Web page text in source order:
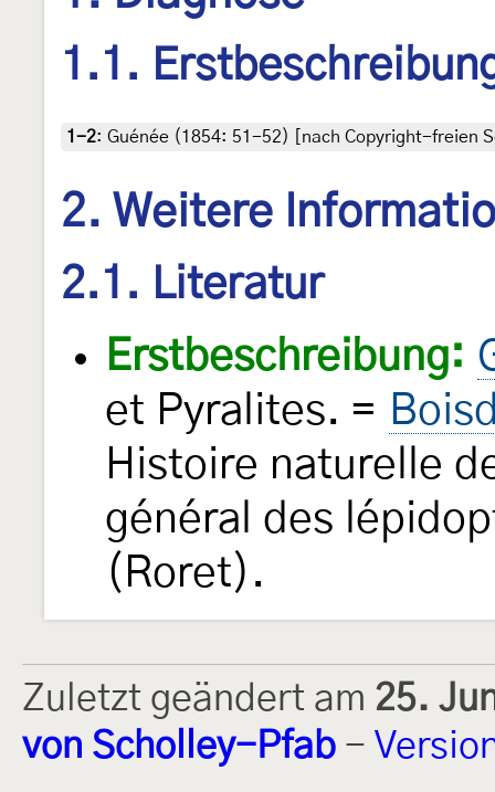
1.1.
1-2: Guénée (1854: 51-52) [nach Copyright-freien
2. Weitere
2.1. Literatur
Erstbeschreibung:
et Pyralites. =
Histoire naturelle
général des
(Roret).
Zuletzt geändert am 25.
von Scholley-Pfab -